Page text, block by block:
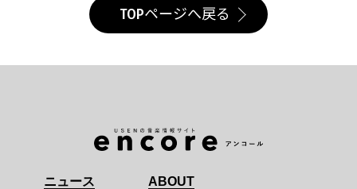
TOPページへ戻る
ニュース ABOUT